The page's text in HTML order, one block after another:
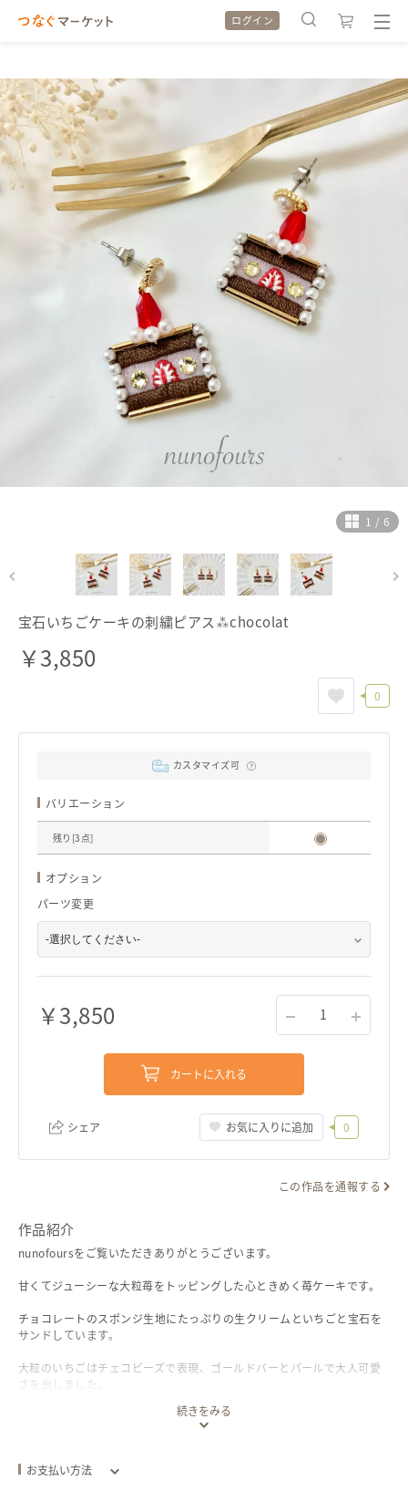
検索履歴
カテゴリから探す
全ての作品をみる
お問い合わせ
検索履歴
カテゴリから探す
全ての作品をみる
ログイン
1 / 6
宝石いちごケーキの刺繍ピアス⁂chocolat
￥3,850
0
カスタマイズ可
バリエーション
残り[3 点]
オプション
パーツ変更
￥3,850 1
カートに入れる
シェア お気に入りに追加 0
この作品を通報する
作品紹介
nunofoursをご覧いただきありがとうございます。
甘くてジューシーな大粒苺をトッピングした心ときめく苺ケーキです。
チョコレートのスポンジ生地にたっぷりの生クリームといちごと宝石を
サンドしています。
大粒のいちごはチェコビーズで表現、ゴールドバーとパールで大人可愛
さを出しました。
耳元で可憐にゆれてくれるのでとても可愛くつけていただけると思いま
ケーキの刺繍は一針一針心を込めて作っています。
続きをみる
お支払い方法